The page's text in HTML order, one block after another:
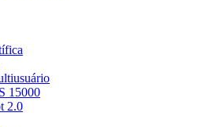
15000
2.0